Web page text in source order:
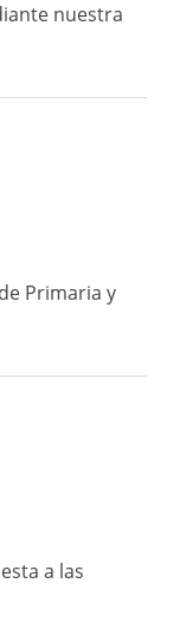
nuestra
Primaria y
a las